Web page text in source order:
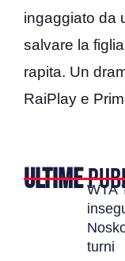
ingaggiato da
salvare la
rapita. Un
RaiPlay e
ULTIMEWTA
turni